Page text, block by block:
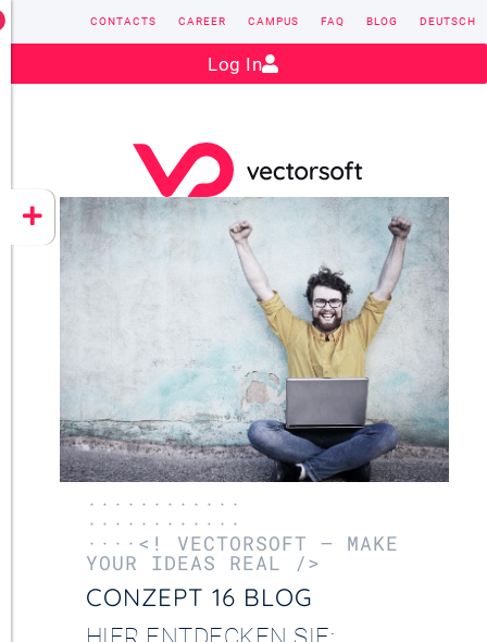
CONZEPT 16
YEET
Contact: sales@vectorsoft.de
CONTACTS CAREER CAMPUS FAQ BLOG DEUTSCH
Log In
············
············
····<! VECTORSOFT – MAKE
YOUR IDEAS REAL />
CONZEPT 16 BLOG